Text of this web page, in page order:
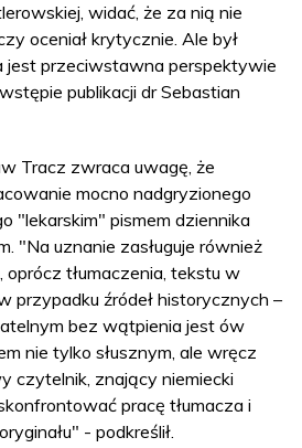
widać, że za nią nie
oceniał krytycznie. Ale był
jest przeciwstawna perspektywie
publikacji dr Sebastian
Tracz zwraca uwagę, że
mocno nadgryzionego
"lekarskim" pismem dziennika
"Na uznanie zasługuje również
oprócz tłumaczenia, tekstu w
przypadku źródeł historycznych –
bez wątpienia jest ów
nie tylko słusznym, ale wręcz
czytelnik, znający niemiecki
pracę tłumacza i
- podkreślił.